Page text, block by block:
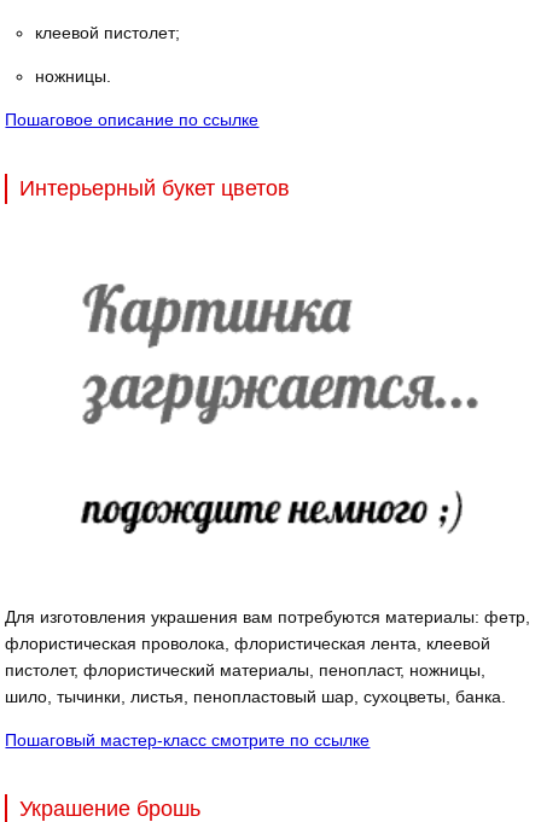
клеевой пистолет;
ножницы.
Пошаговое описание по ссылке
Интерьерный букет цветов
Для изготовления украшения вам потребуются материалы: фетр,
флористическая проволока, флористическая лента, клеевой
пистолет, флористический материалы, пенопласт, ножницы,
шило, тычинки, листья, пенопластовый шар, сухоцветы, банка.
Пошаговый мастер-класс смотрите по ссылке
Украшение брошь